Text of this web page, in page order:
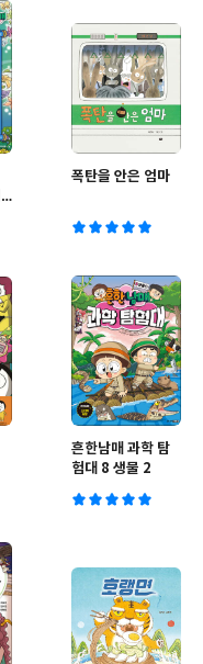
폭탄을 안은 엄마
흔한남매 과학 탐
험대 8 생물 2